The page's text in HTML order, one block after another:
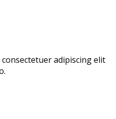
adipiscing elit